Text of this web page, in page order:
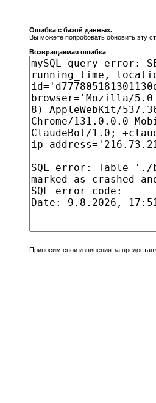
Ошибка с базой данных.
Вы можете попробовать обновить эту
Возвращаемая ошибка
Приносим свои извинения за